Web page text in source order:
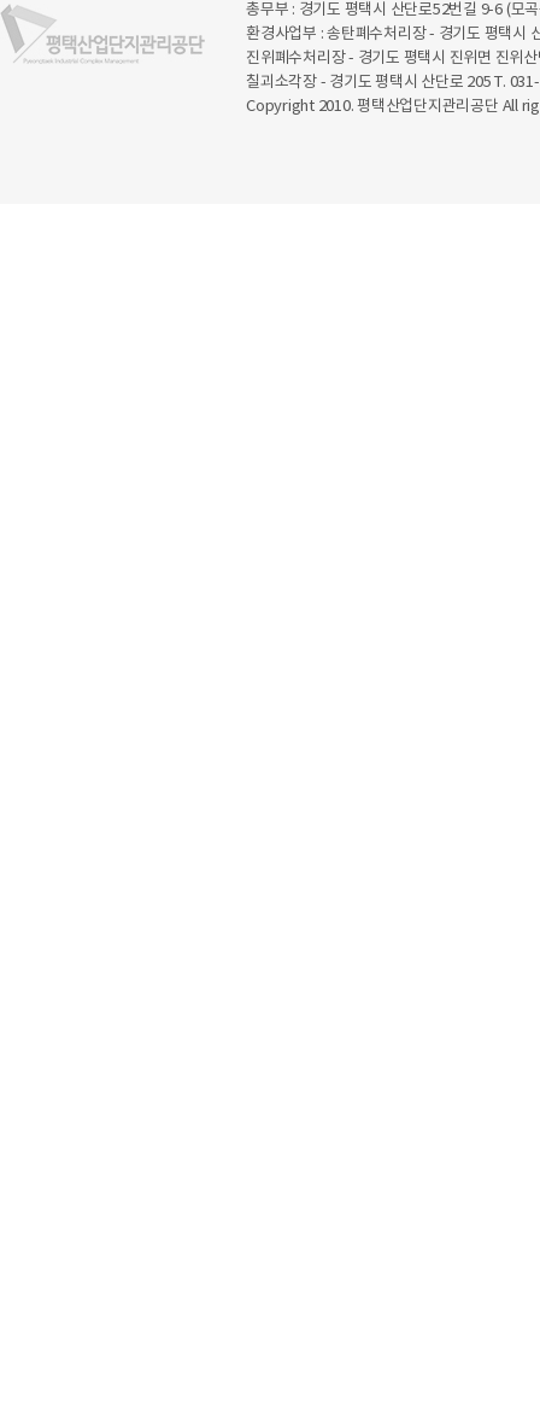
총무부 : 경기도 평택시 산단로52번길 9-6 (모
환경사업부 : 송탄폐수처리장 - 경기도 평택시
진위폐수처리장 - 경기도 평택시 진위면 진위
칠괴소각장 - 경기도 평택시 산단로 205 T.
Copyright 2010. 평택산업단지관리공단 All